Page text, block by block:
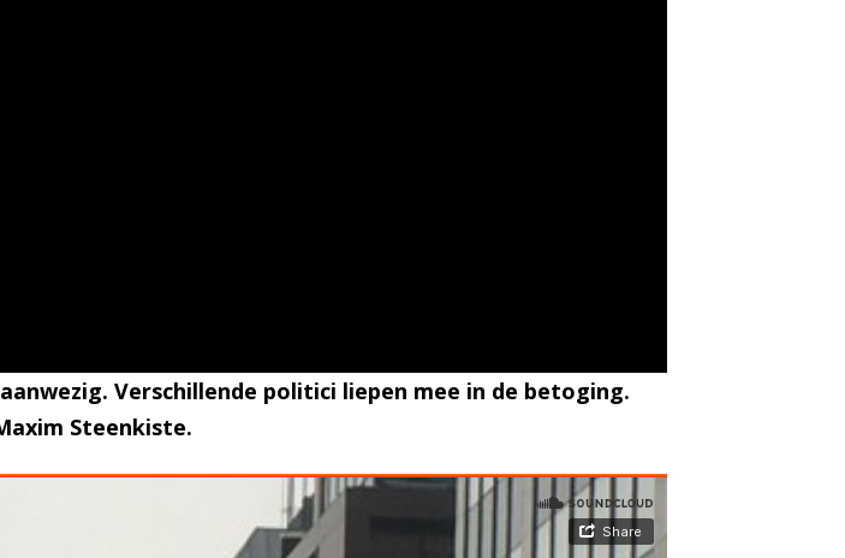
Verschillende politici liepen mee in de betoging.
Steenkiste.